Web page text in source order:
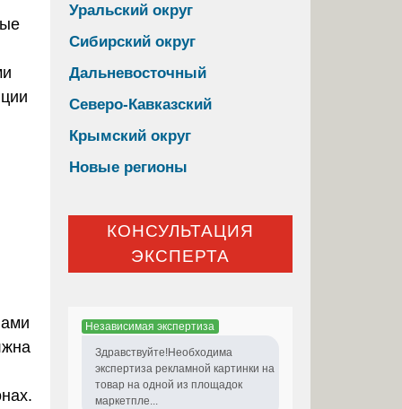
Уральский округ
Сибирский округ
Дальневосточный
Северо-Кавказский
Крымский округ
Новые регионы
КОНСУЛЬТАЦИЯ
ЭКСПЕРТА
Независимая экспертиза
Здравствуйте!Необходима
экспертиза рекламной картинки на
товар на одной из площадок
маркетпле...